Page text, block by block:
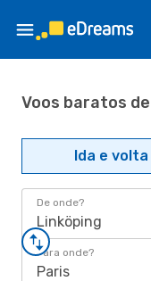
Voos baratos
Ida e volta
De onde?
Linköping
Para onde?
Paris